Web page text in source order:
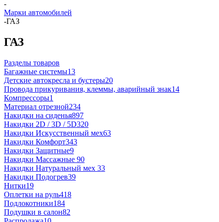
-
Марки автомобилей
-ГАЗ
ГАЗ
Разделы товаров
Багажные системы13
Детские автокресла и бустеры20
Провода прикуривания, клеммы, аварийный знак14
Компрессоры1
Материал отрезной234
Накидки на сиденья897
Накидки 2D / 3D / 5D320
Накидки Искусственный мех63
Накидки Комфорт343
Накидки Защитные9
Накидки Массажные 90
Накидки Натуральный мех 33
Накидки Подогрев39
Нитки19
Оплетки на руль418
Подлокотники184
Подушки в салон82